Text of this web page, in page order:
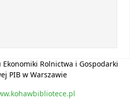
Rolnictwa i Gospodarki
PIB w Warszawie